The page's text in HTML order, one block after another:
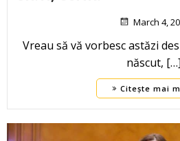
March 4,
Vreau să vă vorbesc astăzi
născut, […]
Citește mai